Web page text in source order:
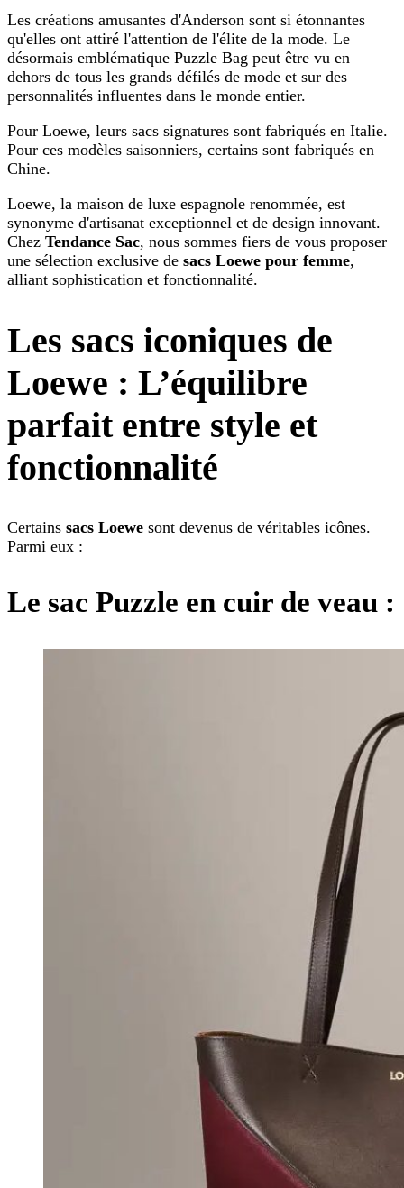
Les créations amusantes d'Anderson sont si étonnantes
qu'elles ont attiré l'attention de l'élite de la mode. Le
désormais emblématique Puzzle Bag peut être vu en
dehors de tous les grands défilés de mode et sur des
personnalités influentes dans le monde entier.
Pour Loewe, leurs sacs signatures sont fabriqués en Italie.
Pour ces modèles saisonniers, certains sont fabriqués en
Chine.
Loewe, la maison de luxe espagnole renommée, est
synonyme d'artisanat exceptionnel et de design innovant.
Chez Tendance Sac, nous sommes fiers de vous proposer
une sélection exclusive de sacs Loewe pour femme,
alliant sophistication et fonctionnalité.
Les sacs iconiques de
Loewe : L’équilibre
parfait entre style et
fonctionnalité
Certains sacs Loewe sont devenus de véritables icônes.
Parmi eux :
Le sac Puzzle en cuir de veau :